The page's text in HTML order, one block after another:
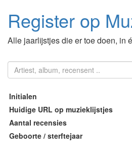
Register op
Alle jaarlijstjes die er toe doen, in
Initialen
Huidige URL op muzieklijstjes
Aantal recensies
Geboorte / sterftejaar